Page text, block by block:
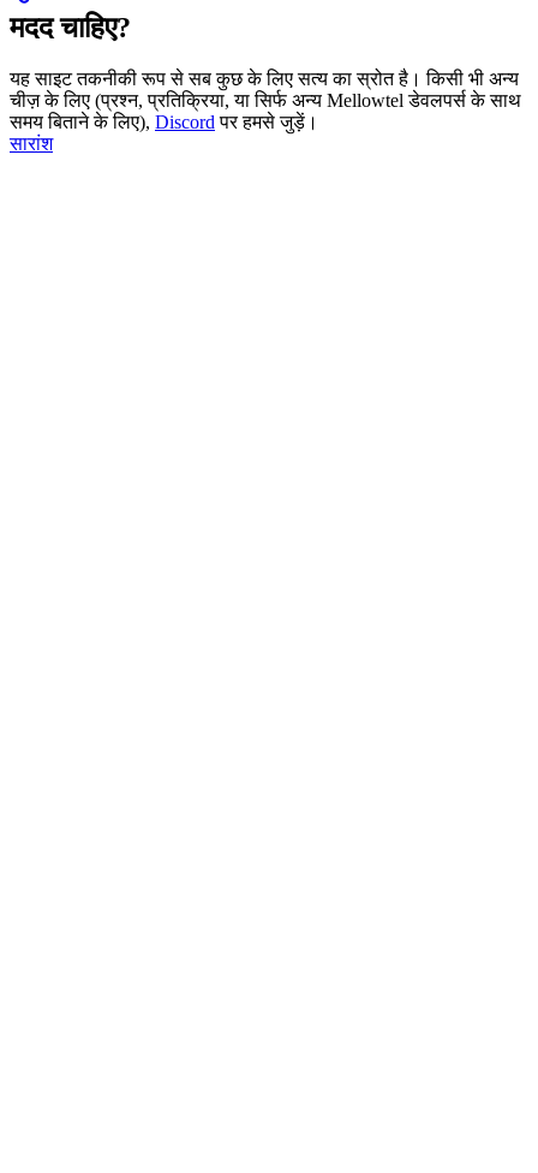
मदद चाहिए?
यह साइट तकनीकी रूप से सब कुछ के लिए सत्य का स्रोत है। किसी भी अन्य
चीज़ के लिए (प्रश्न, प्रतिक्रिया, या सिर्फ अन्य Mellowtel डेवलपर्स के साथ
समय बिताने के लिए), Discord पर हमसे जुड़ें।
सारांश